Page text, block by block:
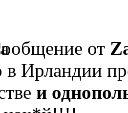
от
Ирландии
и